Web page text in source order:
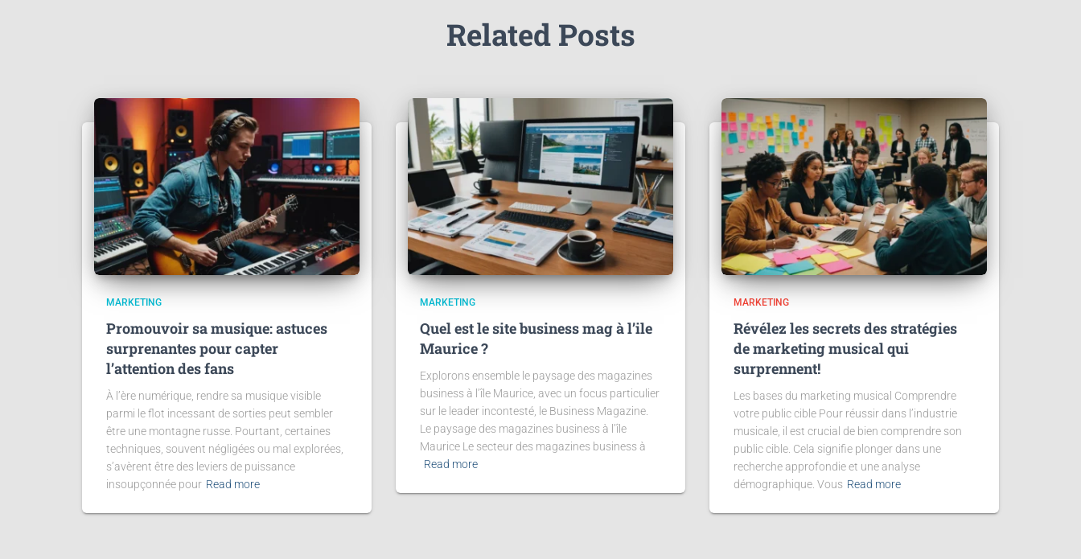
Related Posts
MARKETING
Promouvoir sa musique: astuces
surprenantes pour capter
l’attention des fans
À l’ère numérique, rendre sa musique visible
parmi le flot incessant de sorties peut sembler
être une montagne russe. Pourtant, certaines
techniques, souvent négligées ou mal explorées,
s’avèrent être des leviers de puissance
insoupçonnée pour Read more
MARKETING
Quel est le site business mag à l’ile
Maurice ?
Explorons ensemble le paysage des magazines
business à l’île Maurice, avec un focus particulier
sur le leader incontesté, le Business Magazine.
Le paysage des magazines business à l’île
Maurice Le secteur des magazines business à
Read more
MARKETING
Révélez les secrets des stratégies
de marketing musical qui
surprennent!
Les bases du marketing musical Comprendre
votre public cible Pour réussir dans l’industrie
musicale, il est crucial de bien comprendre son
public cible. Cela signifie plonger dans une
recherche approfondie et une analyse
démographique. Vous Read more